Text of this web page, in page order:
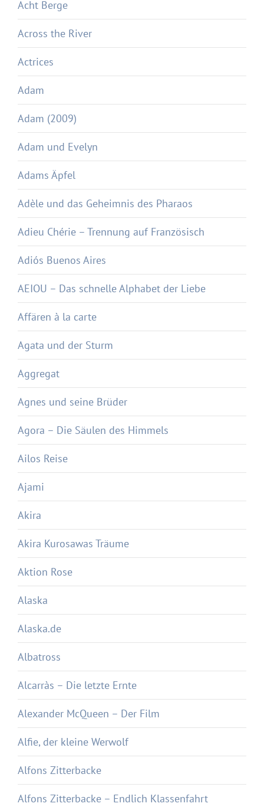
Acht Berge
Across the River
Actrices
Adam
Adam (2009)
Adam und Evelyn
Adams Äpfel
Adèle und das Geheimnis des Pharaos
Adieu Chérie – Trennung auf Französisch
Adiós Buenos Aires
AEIOU – Das schnelle Alphabet der Liebe
Affären à la carte
Agata und der Sturm
Aggregat
Agnes und seine Brüder
Agora – Die Säulen des Himmels
Ailos Reise
Ajami
Akira
Akira Kurosawas Träume
Aktion Rose
Alaska
Alaska.de
Albatross
Alcarràs – Die letzte Ernte
Alexander McQueen – Der Film
Alfie, der kleine Werwolf
Alfons Zitterbacke
Alfons Zitterbacke – Endlich Klassenfahrt